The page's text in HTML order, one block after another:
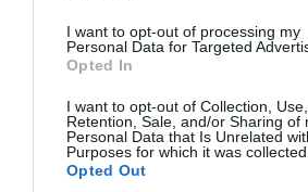
I want to opt-out of processing my
Personal Data for Targeted
Opted In
I want to opt-out of Collection, Use,
Retention, Sale, and/or Sharing of
Personal Data that Is Unrelated
Purposes for which it was collected.
Opted Out
«Οι εντελώς αθώοι»: Η
τα ζώα που χάθηκαν στις
Αττικής (φωτο)